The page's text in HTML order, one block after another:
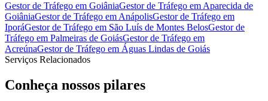
Gestor de Tráfego em GoiâniaGestor de Tráfego emAparecida de
GoiâniaGestor de Tráfego emAnápolisGestor de Tráfego em
IporáGestor de Tráfego em São Luís de Montes BelosGestor de
Tráfego em Palmeiras de GoiásGestor de Tráfego em
AcreúnaGestor de Tráfego em Águas Lindas de Goiás
Serviços Relacionados
Conheça nossos pilares